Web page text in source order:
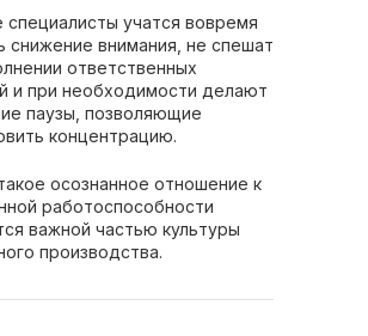
учатся вовремя
снижение внимания, не спешат
ответственных
и при необходимости делают
паузы, позволяющие
концентрацию.
осознанное отношение к
работоспособности
важной частью культуры
производства.